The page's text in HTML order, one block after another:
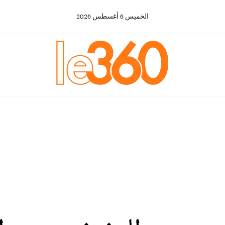
الخميس 6 أغسطس 2026